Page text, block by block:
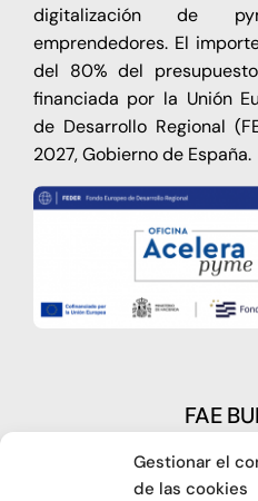
Gestionar el
de las cookies
digitalización de
emprendedores. El
del 80% del
financiada por la Unión
de Desarrollo Regional
2027, Gobierno de España.
FAE
Plaza Castilla, nº1 –